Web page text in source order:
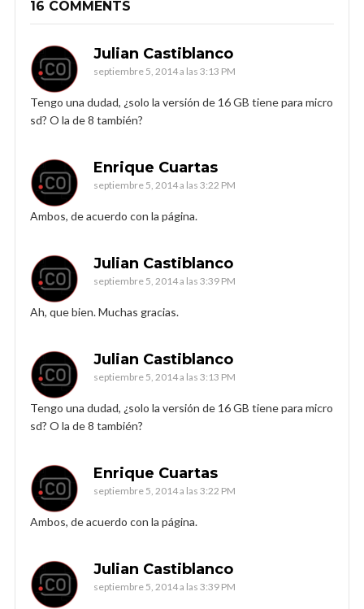
16 COMMENTS
Julian Castiblanco
septiembre 5, 2014 a las 3:13 PM
Tengo una dudad, ¿solo la versión de 16 GB tiene para micro
sd? O la de 8 también?
Enrique Cuartas
septiembre 5, 2014 a las 3:22 PM
Ambos, de acuerdo con la página.
Julian Castiblanco
septiembre 5, 2014 a las 3:39 PM
Ah, que bien. Muchas gracias.
Julian Castiblanco
septiembre 5, 2014 a las 3:13 PM
Tengo una dudad, ¿solo la versión de 16 GB tiene para micro
sd? O la de 8 también?
Enrique Cuartas
septiembre 5, 2014 a las 3:22 PM
Ambos, de acuerdo con la página.
Julian Castiblanco
septiembre 5, 2014 a las 3:39 PM